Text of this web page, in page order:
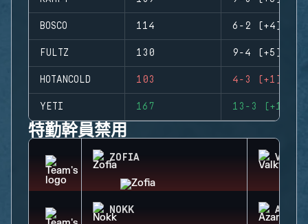
BOSCO 114 6-2 (+4)
FULTZ 130 9-4 (+5)
HOTANCOLD 103 4-3 (+1)
YETI 167 13-3 (+10)
特勤幹員禁用
ZOFIA
NOKK AZAMI